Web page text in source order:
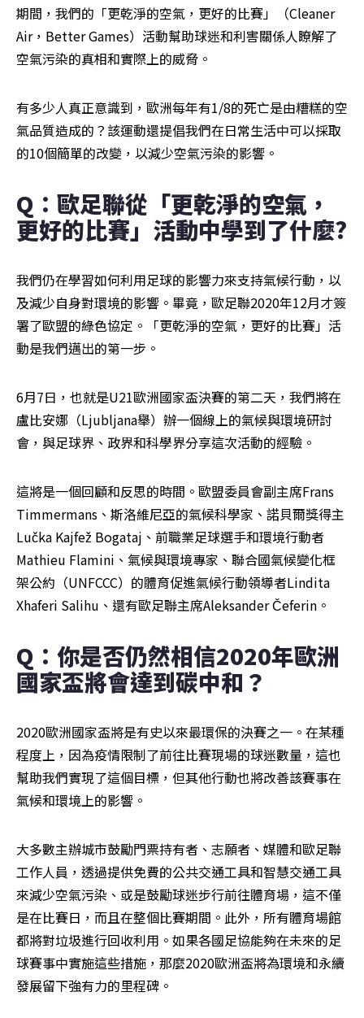
期間，我們的「更乾淨的空氣，更好的比賽」（Cleaner
Air，Better Games）活動幫助球迷和利害關係人瞭解了
空氣污染的真相和實際上的威脅。
有多少人真正意識到，歐洲每年有1/8的死亡是由糟糕的空
氣品質造成的？該運動還提倡我們在日常生活中可以採取
的10個簡單的改變，以減少空氣污染的影響。
Q：歐足聯從「更乾淨的空氣，
更好的比賽」活動中學到了什麼?
我們仍在學習如何利用足球的影響力來支持氣候行動，以
及減少自身對環境的影響。畢竟，歐足聯2020年12月才簽
署了歐盟的綠色協定。「更乾淨的空氣，更好的比賽」活
動是我們邁出的第一步。
6月7日，也就是U21歐洲國家盃決賽的第二天，我們將在
盧比安娜（Ljubljana舉）辦一個線上的氣候與環境研討
會，與足球界、政界和科學界分享這次活動的經驗。
這將是一個回顧和反思的時間。歐盟委員會副主席Frans
Timmermans、斯洛維尼亞的氣候科學家、諾貝爾獎得主
Lučka Kajfež Bogataj、前職業足球選手和環境行動者
Mathieu Flamini、氣候與環境專家、聯合國氣候變化框
架公約（UNFCCC）的體育促進氣候行動領導者Lindita
Xhaferi Salihu、還有歐足聯主席Aleksander Čeferin。
Q：你是否仍然相信2020年歐洲
國家盃將會達到碳中和？
2020歐洲國家盃將是有史以來最環保的決賽之一。在某種
程度上，因為疫情限制了前往比賽現場的球迷數量，這也
幫助我們實現了這個目標，但其他行動也將改善該賽事在
氣候和環境上的影響。
大多數主辦城市鼓勵門票持有者、志願者、媒體和歐足聯
工作人員，透過提供免費的公共交通工具和智慧交通工具
來減少空氣污染、或是鼓勵球迷步行前往體育場，這不僅
是在比賽日，而且在整個比賽期間。此外，所有體育場館
都將對垃圾進行回收利用。如果各國足協能夠在未來的足
球賽事中實施這些措施，那麼2020歐洲盃將為環境和永續
發展留下強有力的里程碑。